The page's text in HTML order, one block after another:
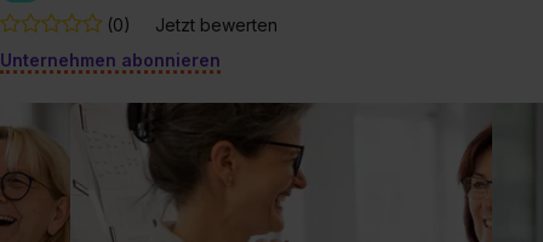
(0)
Jetzt bewerten
Unternehmen abonnieren